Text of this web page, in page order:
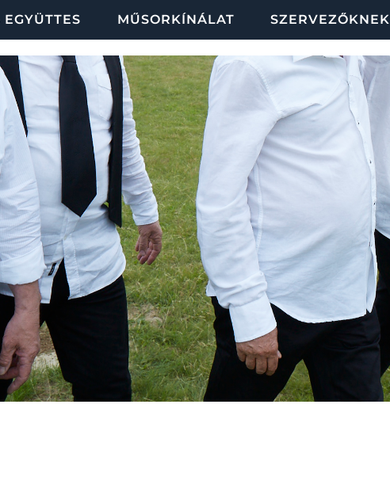
MŰSORKÍNÁLAT SZERVEZŐKNEK